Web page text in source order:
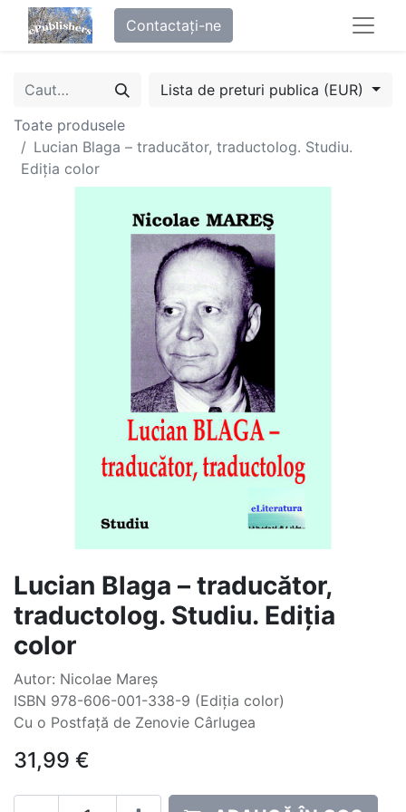
Contactați-ne
Lista de preturi publica (EUR)
Toate produsele
Lucian Blaga – traducător, traductolog. Studiu.
Ediția color
Lucian Blaga – traducător,
traductolog. Studiu. Ediția
color
Autor: Nicolae Mareș
ISBN 978-606-001-338-9 (Ediția color)
Cu o Postfață de Zenovie Cârlugea
31,99 €